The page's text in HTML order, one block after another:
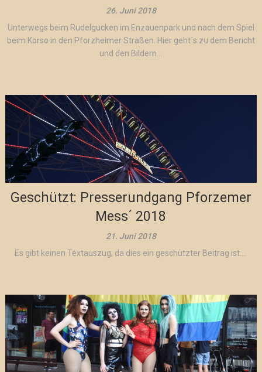
26. Juni 2018
Unterwegs beim Rudelgucken im Enzauenpark und nach dem Spiel
beim Korso in den Pforzheimer Straßen. Hier geht´s zu dem Bericht
und den Bildern...
Geschützt: Presserundgang Pforzemer
Mess´ 2018
21. Juni 2018
Es gibt keinen Textauszug, da dies ein geschützter Beitrag ist....